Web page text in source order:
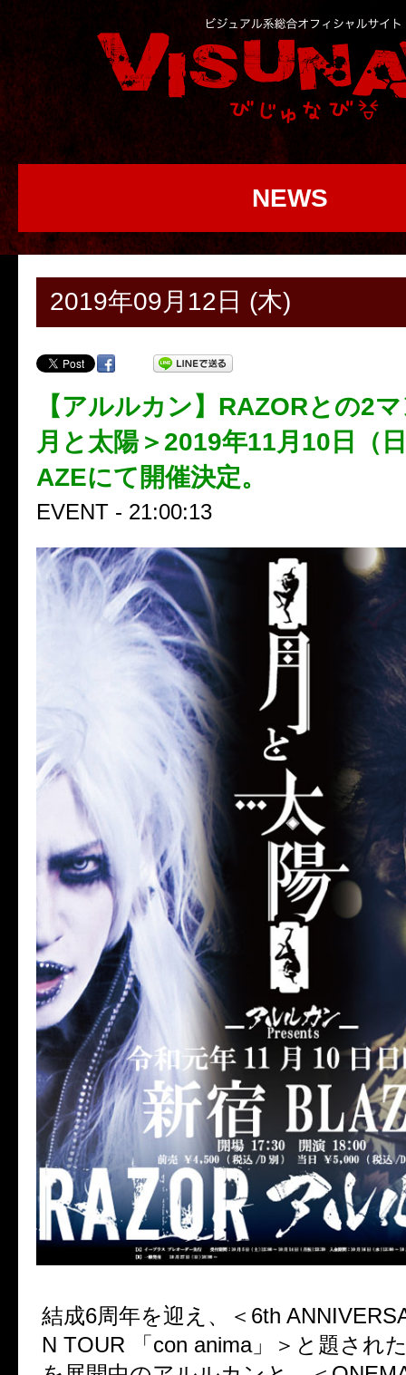
NEWS
2019年09月12日 (木)
【アルルカン】RAZORとの2
月と太陽＞2019年11月10日（
AZEにて開催決定。
EVENT - 21:00:13
結成6周年を迎え、＜6th
N TOUR 「con anima」＞と題され